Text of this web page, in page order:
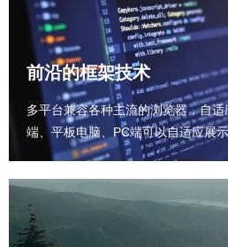
前沿的框架技术
多平台兼容各种主流的浏览器，自
端、平板电脑、PC端可以自适应展